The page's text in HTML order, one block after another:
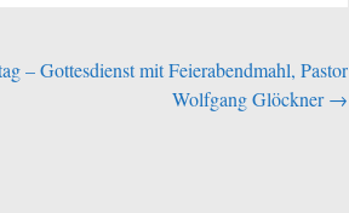
– Gottesdienst mit Feierabendmahl, Pastor
Wolfgang Glöckner→